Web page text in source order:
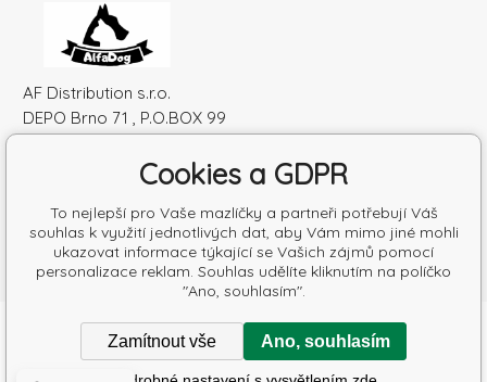
AF Distribution s.r.o.
DEPO Brno 71 , P.O.BOX 99
Česká republika
DIČ: SK2120864328
Copyright © 2026 AF Distribution s.r.o.
Všechna práva vyhrazena.
Poradíme s výběrem krmiva
Cookies a GDPR
To nejlepší pro Vaše mazlíčky a partneři potřebují Váš
souhlas k využití jednotlivých dat, aby Vám mimo jiné mohli
ukazovat informace týkající se Vašich zájmů pomocí
personalizace reklam. Souhlas udělíte kliknutím na políčko
"Ano, souhlasím".
Zamítnout vše Ano, souhlasím